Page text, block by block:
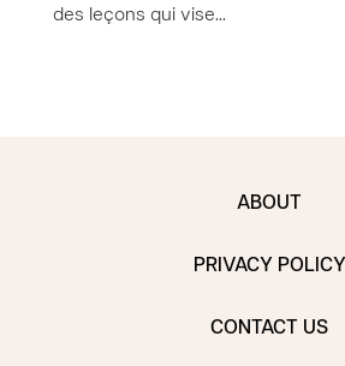
des leçons qui vise…
ABOUT
PRIVACY POLICY
CONTACT US